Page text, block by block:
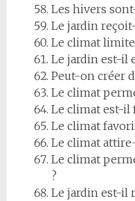
Les hivers
Le jardin
Le climat
Le jardin est-il
Peut-on créer
Le climat
Le climat est-il
Le climat
Le climat
Le climat
?
Le jardin est-il